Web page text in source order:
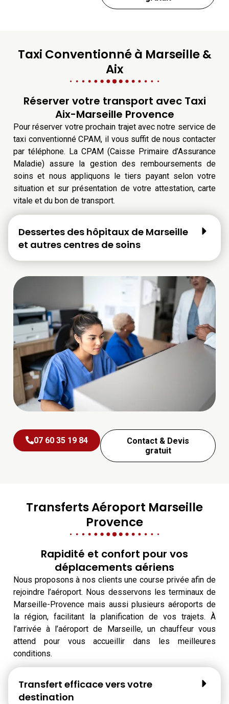
Taxi Conventionné à Marseille &
Aix
Réserver votre transport avec Taxi
Aix-Marseille Provence
Pour réserver votre prochain trajet avec notre service de
taxi conventionné CPAM, il vous suffit de nous contacter
par téléphone. La CPAM (Caisse Primaire d’Assurance
Maladie) assure la gestion des remboursements de
soins et nous appliquons le tiers payant selon votre
situation et sur présentation de votre attestation, carte
vitale et du bon de transport.
Dessertes des hôpitaux de Marseille
et autres centres de soins
07 60 35 19 84
Contact & Devis
gratuit
Transferts Aéroport Marseille
Provence
Rapidité et confort pour vos
déplacements aériens
Nous proposons à nos clients une course privée afin de
rejoindre l’aéroport. Nous desservons les terminaux de
Marseille-Provence mais aussi plusieurs aéroports de
la région, facilitant la planification de vos trajets. À
l’arrivée à l’aéroport de Marseille, un chauffeur vous
attend pour vous accueillir dans les meilleures
conditions.
Transfert efficace vers votre
destination